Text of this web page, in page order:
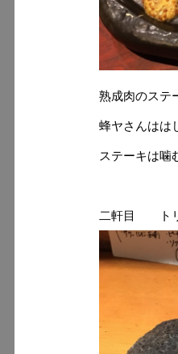
熟成肉のステ
蜂ヤさんはは
ステーキは噛
二軒目 トリ